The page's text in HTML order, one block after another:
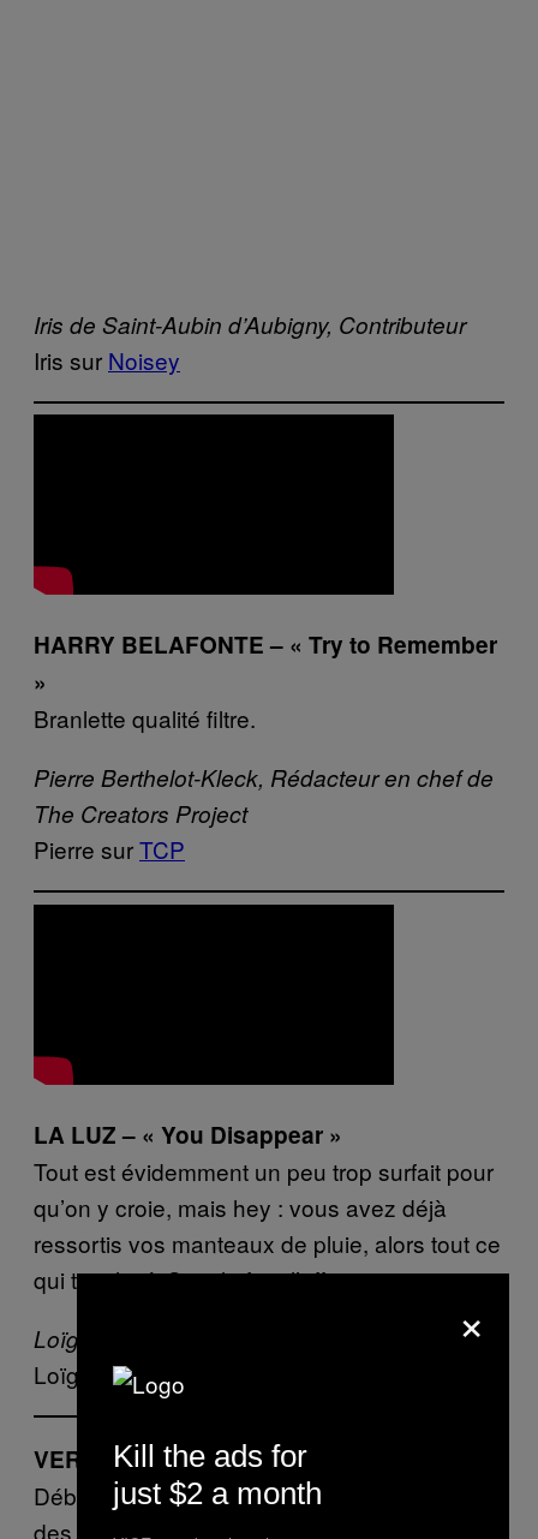
Iris de Saint-Aubin d’Aubigny, Contributeur
Iris sur Noisey
HARRY BELAFONTE – « Try to Remember
»
Branlette qualité filtre.
Pierre Berthelot-Kleck, Rédacteur en chef de
The Creators Project
Pierre surTCP
LA LUZ – « You Disappear »
Tout est évidemment un peu trop surfait pour
qu’on y croie, mais hey : vous avez déjà
ressortis vos manteaux de pluie, alors tout ce
qui touche à Seattle fera l’affaire.
Loïg Hascoat, Contributeur
Loïg surNoisey
VERBAL RAZORS – « No Escape »
Débarrassée de Rubin Steiner et de l’affaire
des mariages chinois, la belle ville de Tours
×
Kill the ads for
just $2 a month